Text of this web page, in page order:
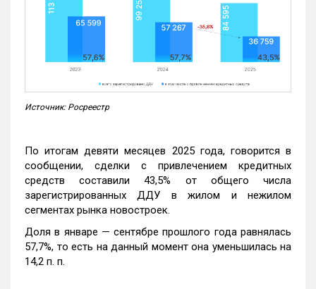
Источник: Росреестр
По итогам девяти месяцев 2025 года, говорится в
сообщении, сделки с привлечением кредитных
средств составили 43,5% от общего числа
зарегистрированных ДДУ в жилом и нежилом
сегментах рынка новостроек.
Доля в январе — сентябре прошлого года равнялась
57,7%, то есть на данный момент она уменьшилась на
14,2 п. п.